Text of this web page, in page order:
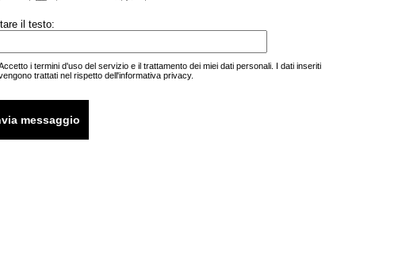
il testo:
i termini d'uso del servizio e il trattamento dei miei dati personali . I dati inseriti
trattati nel rispetto dell'informativa privacy.